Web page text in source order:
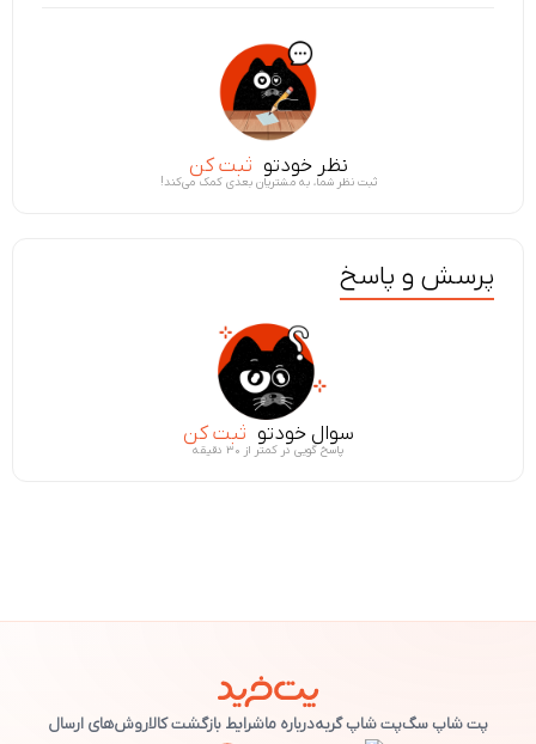
نظر خودتو ثبت کن
ثبت نظر شما، به مشتریان بعدی کمک می‌کند!
پرسش و پاسخ
سوال خودتو ثبت کن
پاسخ گویی در کمتر از ۳۰ دقیقه
پت شاپ سگپت شاپ گربهدرباره ماشرایط بازگشت کالاروش‌های ارسال